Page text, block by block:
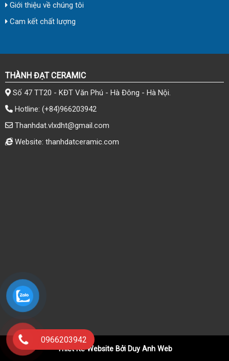
Giới thiệu về chúng tôi
Cam kết chất lượng
THÀNH ĐẠT CERAMIC
Số 47 TT20 - KĐT Văn Phú - Hà Đông - Hà Nội.
Hotline: (+84)966203942
Thanhdat.vlxdht@gmail.com
Website: thanhdatceramic.com
0966203942
Thiết Kế Website Bởi Duy Anh Web